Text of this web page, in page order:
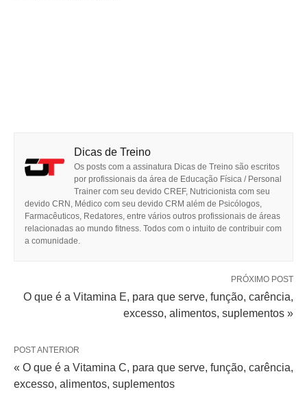
Dicas de Treino
Os posts com a assinatura Dicas de Treino são escritos
por profissionais da área de Educação Física / Personal
Trainer com seu devido CREF, Nutricionista com seu
devido CRN, Médico com seu devido CRM além de Psicólogos,
Farmacêuticos, Redatores, entre vários outros profissionais de áreas
relacionadas ao mundo fitness. Todos com o intuito de contribuir com
a comunidade.
PRÓXIMO POST
O que é a Vitamina E, para que serve, função, carência,
excesso, alimentos, suplementos »
POST ANTERIOR
« O que é a Vitamina C, para que serve, função, carência,
excesso, alimentos, suplementos